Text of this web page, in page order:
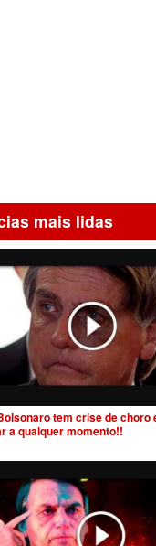
mais lidas
tem crise de choro
a qualquer momento!!